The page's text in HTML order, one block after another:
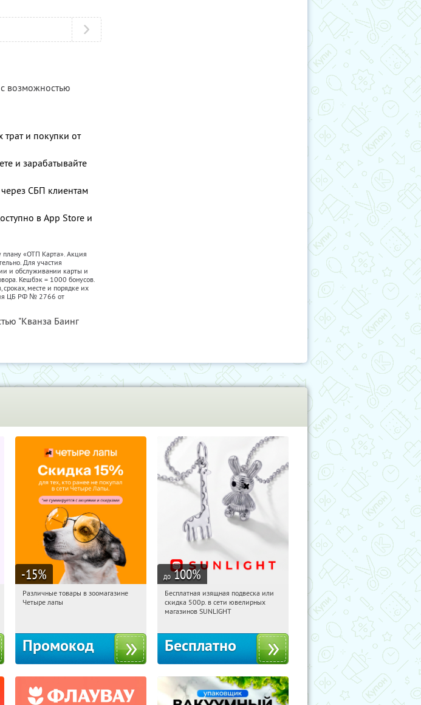
возможностью
и покупки от
и зарабатывайте
СБП клиентам
в App Store и
плану «ОТП Карта». Акция
Для участия
и обслуживании карты и
Кешбэк = 1000 бонусов.
сроках, месте и порядке их
ЦБ РФ № 2766 от
"Кванза Баинг
-15%
12:33:56
Получи первым!
Различные товары в зоомагазине
Четыре лапы
Промокод
до 100%
12:33:56 Получили:
Россия
Бесплатная изящная подвеска или
скидка 500р. в сети ювелирных
магазинов SUNLIGHT
Бесплатно